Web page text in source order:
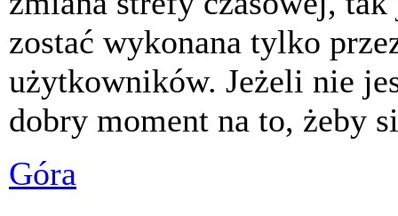
zostać wykonana tylko
użytkowników. Jeżeli nie
dobry moment na to, żeby
Góra